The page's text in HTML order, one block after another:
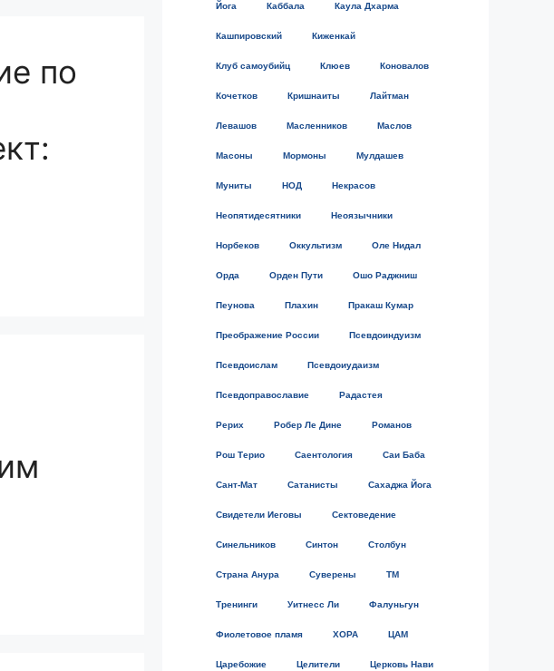
по
Йога Каббала Каула Дхарма
Кашпировский Киженкай
Клуб самоубийц Клюев Коновалов
Кочетков Кришнаиты Лайтман
Левашов Масленников Маслов
Масоны Мормоны Мулдашев
Муниты НОД Некрасов
Неопятидесятники Неоязычники
Норбеков Оккультизм Оле Нидал
Орда Орден Пути Ошо Раджниш
Пеунова Плахин Пракаш Кумар
Преображение России Псевдоиндуизм
Псевдоислам Псевдоиудаизм
Псевдоправославие Радастея
Рерих Робер Ле Дине Романов
Рош Терио Саентология Саи Баба
Сант-Мат Сатанисты Сахаджа Йога
Свидетели Иеговы Сектоведение
Синельников Синтон Столбун
Страна Анура Суверены ТМ
Тренинги Уитнесс Ли Фалуньгун
Фиолетовое пламя ХОРА ЦАМ
Царебожие Целители Церковь Нави